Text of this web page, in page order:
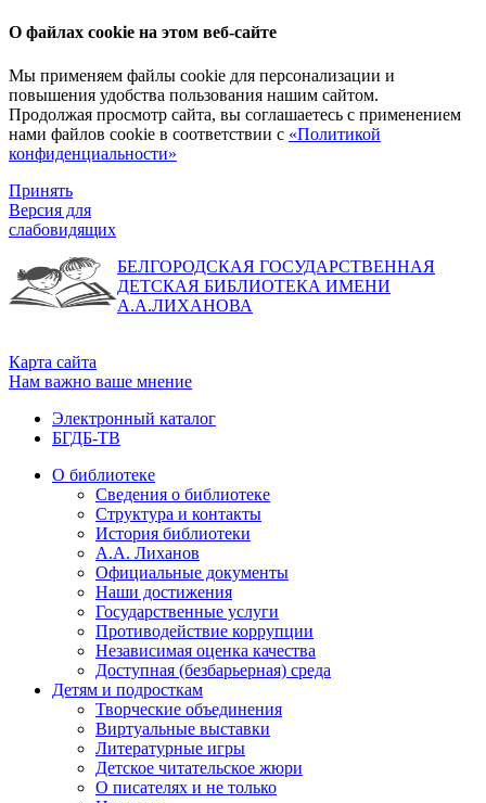
О файлах cookie на этом веб-сайте
Мы применяем файлы cookie для персонализации и
повышения удобства пользования нашим сайтом.
Продолжая просмотр сайта, вы соглашаетесь с применением
нами файлов cookie в соответствии с «Политикой
конфиденциальности»
Принять
Версия для
слабовидящих
БЕЛГОРОДСКАЯ ГОСУДАРСТВЕННАЯ
ДЕТСКАЯ БИБЛИОТЕКА ИМЕНИ
А.А.ЛИХАНОВА
Карта сайта
Нам важно ваше мнение
Электронный каталог
БГДБ-ТВ
О библиотеке
Сведения о библиотеке
Структура и контакты
История библиотеки
А.А. Лиханов
Официальные документы
Наши достижения
Государственные услуги
Противодействие коррупции
Независимая оценка качества
Доступная (безбарьерная) среда
Детям и подросткам
Творческие объединения
Виртуальные выставки
Литературные игры
Детское читательское жюри
О писателях и не только